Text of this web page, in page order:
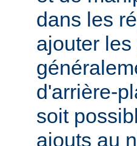
dans les
ajouter
d'arrière-
soit
ajouts au